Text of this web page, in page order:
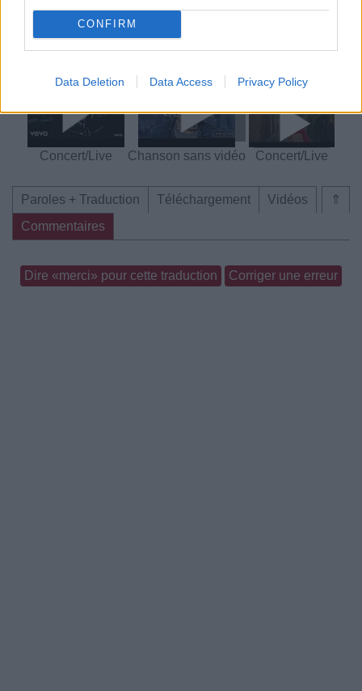
CONFIRM
Data Deletion Data Access Privacy Policy
Concert/Live Chanson sans vidéo Concert/Live
⇑
Paroles + Traduction Téléchargement
Vidéos
Commentaires
Dire «merci» pour cette traduction Corriger une erreur